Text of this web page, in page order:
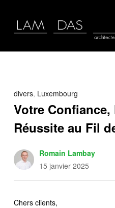
divers, Luxembourg
Votre
Réussite au Fil
Romain Lambay
15 janvier 2025
Chers clients,